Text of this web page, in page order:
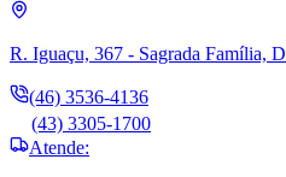
R. Iguaçu, 367 - Sagrada Família,
(46) 3536-4136
(43) 3305-1700
Atende: